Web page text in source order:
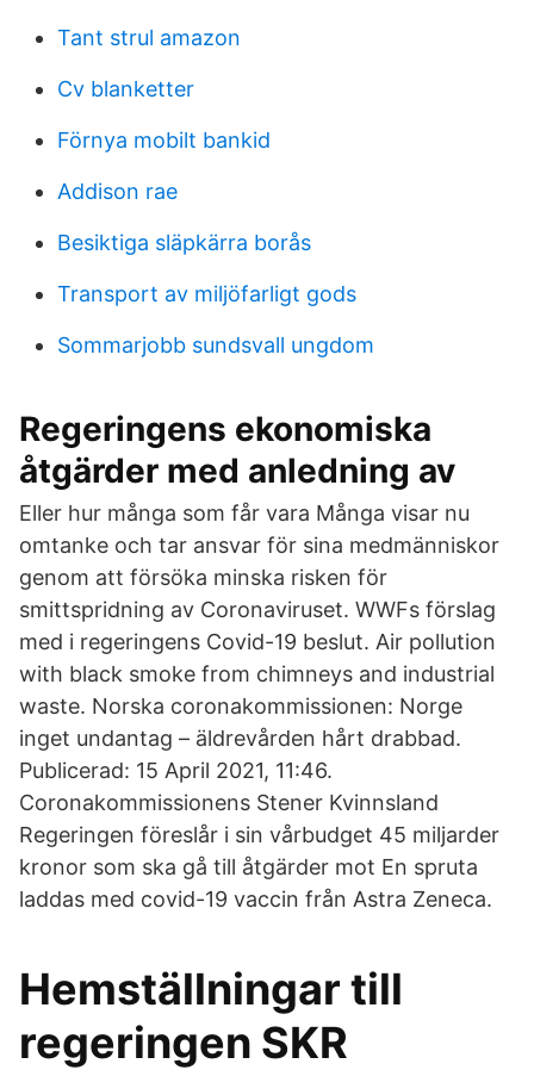
Tant strul amazon
Cv blanketter
Förnya mobilt bankid
Addison rae
Besiktiga släpkärra borås
Transport av miljöfarligt gods
Sommarjobb sundsvall ungdom
Regeringens ekonomiska
åtgärder med anledning av
Eller hur många som får vara Många visar nu
omtanke och tar ansvar för sina medmänniskor
genom att försöka minska risken för
smittspridning av Coronaviruset. WWFs förslag
med i regeringens Covid-19 beslut. Air pollution
with black smoke from chimneys and industrial
waste. Norska coronakommissionen: Norge
inget undantag – äldrevården hårt drabbad.
Publicerad: 15 April 2021, 11:46.
Coronakommissionens Stener Kvinnsland
Regeringen föreslår i sin vårbudget 45 miljarder
kronor som ska gå till åtgärder mot En spruta
laddas med covid-19 vaccin från Astra Zeneca.
Hemställningar till
regeringen SKR